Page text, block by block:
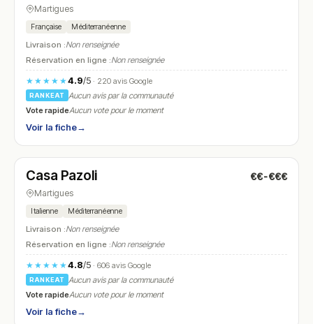
Martigues
Française Méditerranéenne
Livraison :Non renseignée
Réservation en ligne :Non renseignée
★★★★★4.9/5· 220 avis Google
RANKEAT
Aucun avis par la communauté
Vote rapideAucun vote pour le moment
Voir la fiche→
N° 5
Casa Pazoli €€-€€€
Martigues
Italienne Méditerranéenne
Livraison :Non renseignée
Réservation en ligne :Non renseignée
★★★★★4.8/5· 606 avis Google
RANKEAT
Aucun avis par la communauté
Vote rapideAucun vote pour le moment
Voir la fiche→